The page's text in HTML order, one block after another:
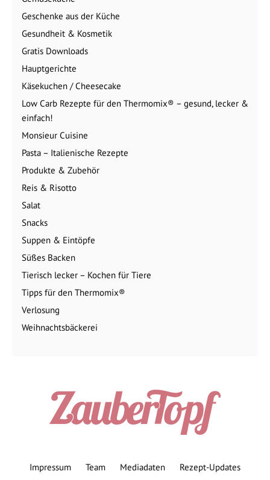
Geschenke aus der Küche
Gesundheit & Kosmetik
Gratis Downloads
Hauptgerichte
Käsekuchen / Cheesecake
Low Carb Rezepte für den Thermomix® – gesund, lecker &
einfach!
Monsieur Cuisine
Pasta – Italienische Rezepte
Produkte & Zubehör
Reis & Risotto
Salat
Snacks
Suppen & Eintöpfe
Süßes Backen
Tierisch lecker – Kochen für Tiere
Tipps für den Thermomix®
Verlosung
Weihnachtsbäckerei
Impressum Team Mediadaten Rezept-Updates